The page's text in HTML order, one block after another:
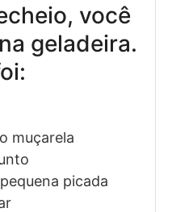
você
geladeira.
muçarela
picada